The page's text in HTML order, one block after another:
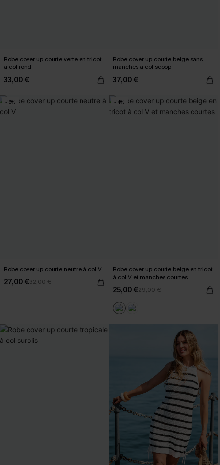
Robe cover up courte verte en tricot
à col rond
33,00 €
Robe cover up courte beige sans
manches à col scoop
37,00 €
-16%
Robe cover up courte neutre à col V
27,00 €32,00 €
-14%
Robe cover up courte beige en tricot
à col V et manches courtes
25,00 €29,00 €